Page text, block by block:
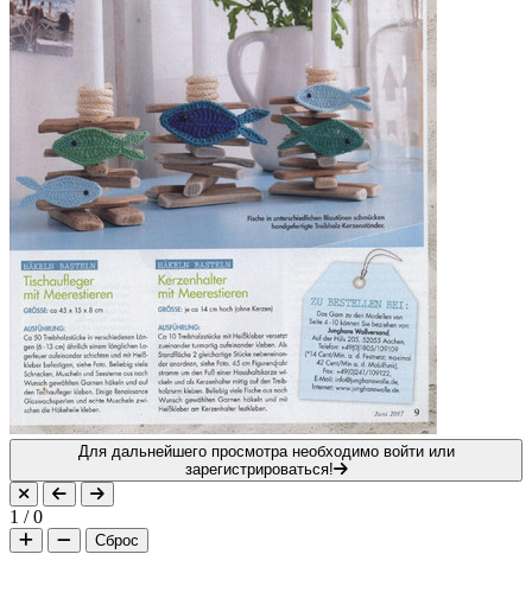
Для дальнейшего просмотра необходимо войти или
зарегистрироваться!
1 /0
Сброс